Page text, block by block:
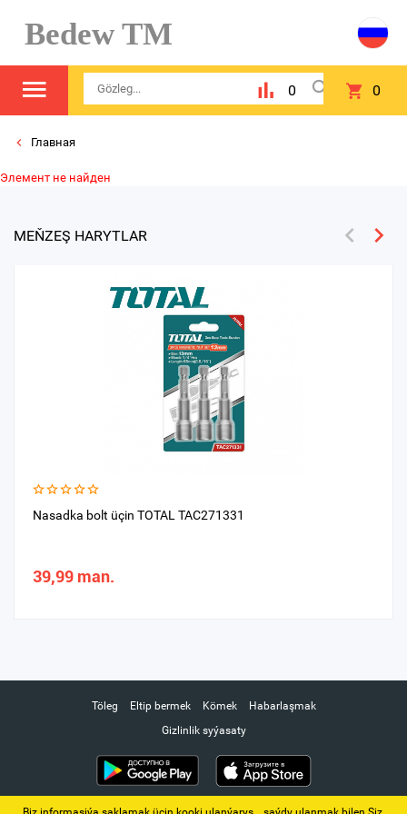
Bedew TM
0 0
Главная
Элемент не найден
MEŇZEŞ HARYTLAR
Nasadka bolt üçin TOTAL TAC271331
39,99 man.
Töleg Eltip bermek Kömek
Habarlaşmak
Gizlinlik syýasaty